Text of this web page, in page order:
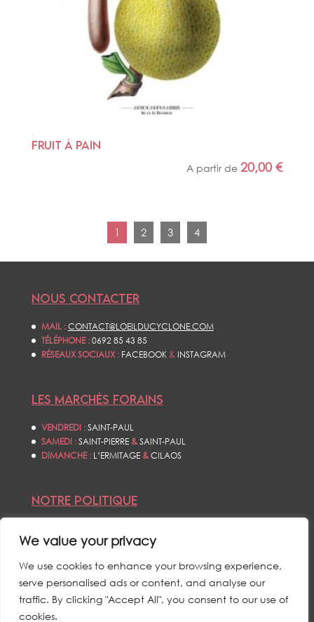
We value your privacy
We use cookies to enhance your browsing experience,
serve personalised ads or content, and analyse our
traffic. By clicking "Accept All", you consent to our use of
cookies.
FRUIT À PAIN
A partir de20,00€
1 2 3 4
NOUS CONTACTER
MAIL :CONTACT@LOEILDUCYCLONE.COM
TÉLÉPHONE :0692 85 43 85
RÉSEAUX SOCIAUX : FACEBOOK& INSTAGRAM
LES MARCHÉS FORAINS
VENDREDI :SAINT-PAUL
SAMEDI :SAINT-PIERRE&SAINT-PAUL
DIMANCHE : L’ERMITAGE &CILAOS
NOTRE POLITIQUE
POLITIQUE DE CONFIDENTIALITÉS